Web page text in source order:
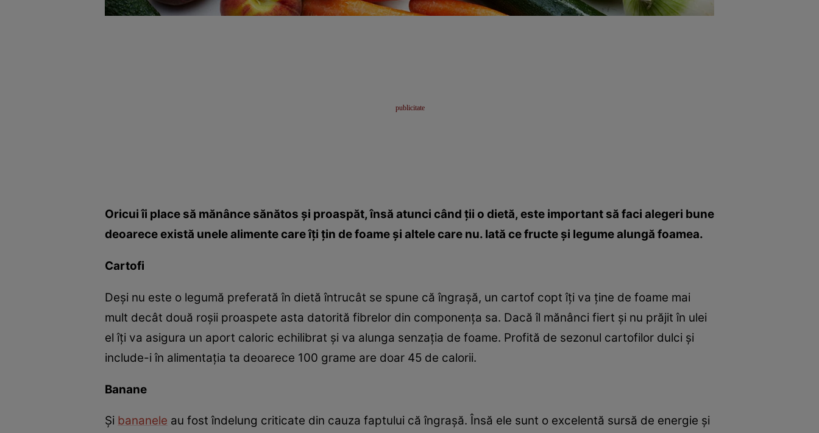
Oricui îi place să mănânce sănătos şi proaspăt, însă atunci când ţii o dietă, este important să faci alegeri bune
deoarece există unele alimente care îţi ţin de foame şi altele care nu. Iată ce fructe şi legume alungă foamea.
Cartofi
Deşi nu este o legumă preferată în dietă întrucât se spune că îngraşă, un cartof copt îţi va ţine de foame mai
mult decât două roşii proaspete asta datorită fibrelor din componenţa sa. Dacă îl mănânci fiert şi nu prăjit în ulei
el îţi va asigura un aport caloric echilibrat şi va alunga senzaţia de foame. Profită de sezonul cartofilor dulci şi
include-i în alimentaţia ta deoarece 100 grame are doar 45 de calorii.
Banane
Şi bananele au fost îndelung criticate din cauza faptului că îngraşă. Însă ele sunt o excelentă sursă de energie şi